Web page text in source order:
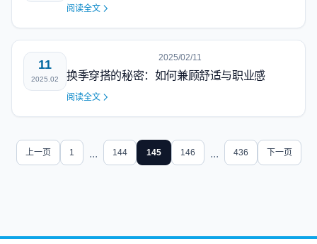
阅读全文
11
2025.02
2025/02/11
换季穿搭的秘密：如何兼顾舒适与职业感
阅读全文
上一页 1 ... 144 145 146 ... 436 下一页